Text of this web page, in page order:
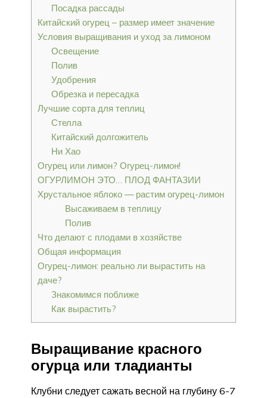
Посадка рассады
Китайский огурец – размер имеет значение
Условия выращивания и уход за лимоном
Освещение
Полив
Удобрения
Обрезка и пересадка
Лучшие сорта для теплиц
Стелла
Китайский долгожитель
Ни Хао
Огурец или лимон? Огурец-лимон!
ОГУРЛИМОН ЭТО… ПЛОД ФАНТАЗИИ
Хрустальное яблоко — растим огурец-лимон
Высаживаем в теплицу
Полив
Что делают с плодами в хозяйстве
Общая информация
Огурец-лимон: реально ли вырастить на
даче?
Знакомимся поближе
Как вырастить?
Выращивание красного
огурца или тладианты
Клубни следует сажать весной на глубину 6-7